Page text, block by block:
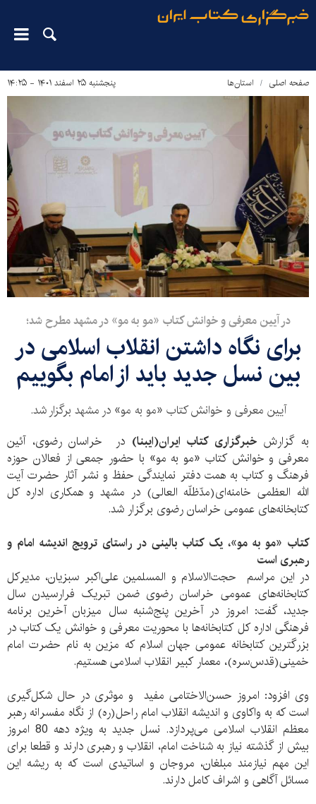
صفحه اصلی استان‌ها پنجشنبه ۲۵ اسفند ۱۴۰۱ - ۱۴:۲۵
در آیین معرفی و خوانش کتاب «مو به مو» در مشهد مطرح شد؛
برای نگاه داشتن انقلاب اسلامی در
بین نسل جدید باید از امام بگوییم
آیین معرفی و خوانش کتاب «مو به مو» در مشهد برگزار شد.
به گزارشخبرگزاری کتاب ایران(ایبنا) در خراسان رضوی، آئین
معرفی و خوانش کتاب «مو به مو» با حضور جمعی از فعالان حوزه
فرهنگ و کتاب به همت دفتر نمایندگی حفظ و نشر آثار حضرت آیت
الله العظمی خامنه‌ای(مدّظلّه العالی) در مشهد و همکاری اداره کل
کتابخانه‌های عمومی خراسان رضوی برگزار شد.
کتاب «مو به مو»، یک کتاب بالینی در راستای ترویج اندیشه امام و
رهبری است
در این مراسم حجت‌الاسلام و المسلمین علی‌اکبر سبزیان، مدیرکل
کتابخانه‌های عمومی خراسان رضوی ضمن تبریک فرارسیدن سال
جدید، گفت: امروز در آخرین پنج‌شنبه سال میزبان آخرین برنامه
فرهنگی اداره کل کتابخانه‌ها با محوریت معرفی و خوانش یک کتاب در
بزرگترین کتابخانه عمومی جهان اسلام که مزین به نام حضرت امام
خمینی(قدس‌سره)، معمار کبیر انقلاب اسلامی هستیم.
وی افزود: امروز حسن‌الاختامی مفید و موثری در حال شکل‌گیری
است که به واکاوی و اندیشه انقلاب امام راحل(ره) از نگاه مفسرانه رهبر
معظم انقلاب اسلامی می‌پردازد. نسل جدید به ویژه دهه 80 امروز
بیش از گذشته نیاز به شناخت امام، انقلاب و رهبری دارند و قطعا برای
این مهم نیازمند مبلغان، مروجان و اساتیدی است که به ریشه این
مسائل آگاهی و اشراف کامل دارند.